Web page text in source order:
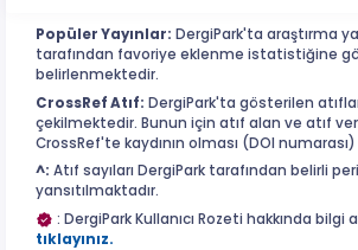
Popüler Yayınlar: DergiPark'ta araştırma
tarafından favoriye eklenme istatistiğine
belirlenmektedir.
CrossRef Atıf: DergiPark'ta gösterilen
çekilmektedir. Bunun için atıf alan ve atıf
CrossRef'te kaydının olması (DOI
^: Atıf sayıları DergiPark tarafından belirli
yansıtılmaktadır.
: DergiPark Kullanıcı Rozeti hakkında bilgi
tıklayınız.